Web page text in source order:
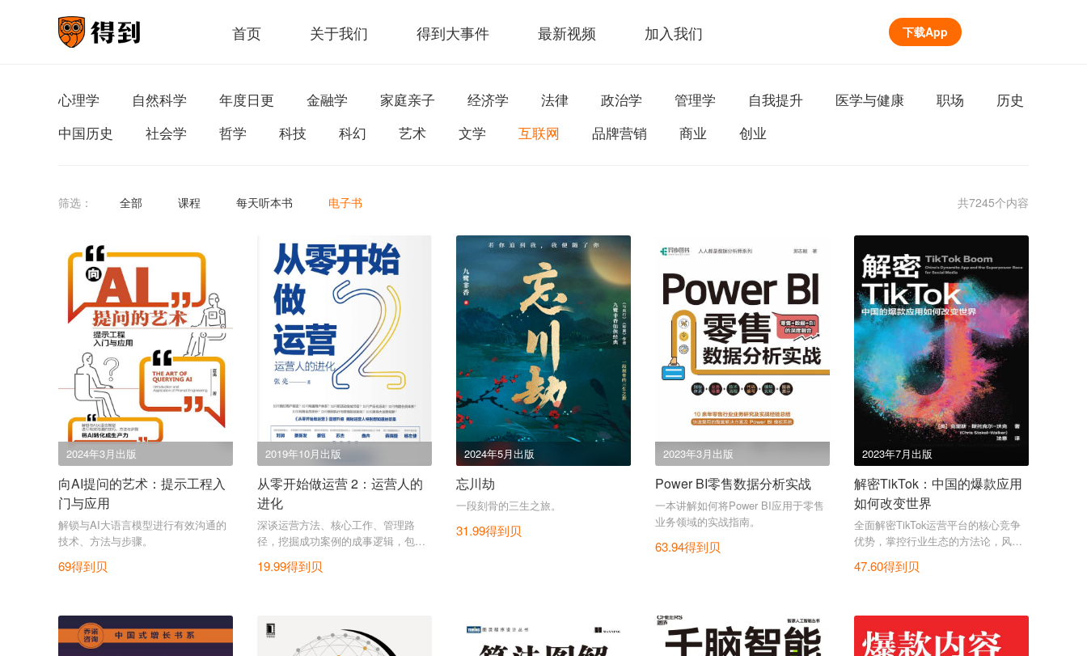
首页 关于我们 得到大事件 最新视频 加入我们 下载App
心理学 自然科学 年度日更 金融学 家庭亲子 经济学 法律 政治学 管理学 自我提升 医学与健康 职场
历史
中国历史
社会学 哲学 科技 科幻 艺术 文学 互联网 品牌营销 商业 创业
筛选： 全部 课程 每天听本书 电子书 共7245个内容
2024年3月出版
向AI提问的艺术：提示工程入
门与应用
解锁与AI大语言模型进行有效沟通的
技术、方法与步骤。
69得到贝
2019年10月出版
从零开始做运营 2：运营人的
进化
深谈运营方法、核心工作、管理路
径，挖掘成功案例的成事逻辑，包括
19.99得到贝
2024年5月出版
忘川劫
一段刻骨的三生之旅。
31.99得到贝
2023年3月出版
Power BI零售数据分析实战
一本讲解如何将Power BI应用于零售
业务领域的实战指南。
63.94得到贝
2023年7月出版
解密TikTok：中国的爆款应用
如何改变世界
全面解密TikTok运营平台的核心竞争
优势，掌控行业生态的方法论，风靡
47.60得到贝